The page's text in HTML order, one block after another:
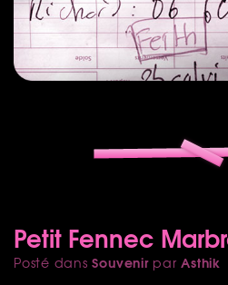
Petit Fennec
Posté dansSouvenirparAsthik